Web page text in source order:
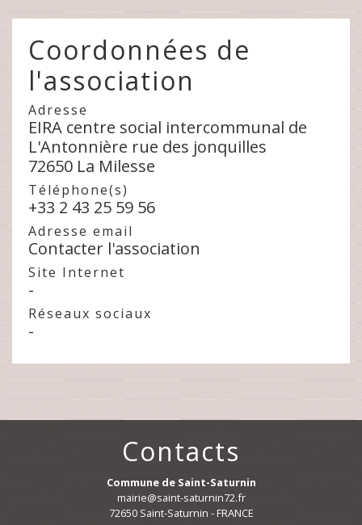
Coordonnées de
l'association
Adresse
EIRA centre social intercommunal de
L'Antonnière rue des jonquilles
72650 La Milesse
Téléphone(s)
+33 2 43 25 59 56
Adresse email
Contacter l'association
Site Internet
-
Réseaux sociaux
-
Contacts
Commune de Saint-Saturnin
mairie@saint-saturnin72.fr
72650 Saint-Saturnin - FRANCE